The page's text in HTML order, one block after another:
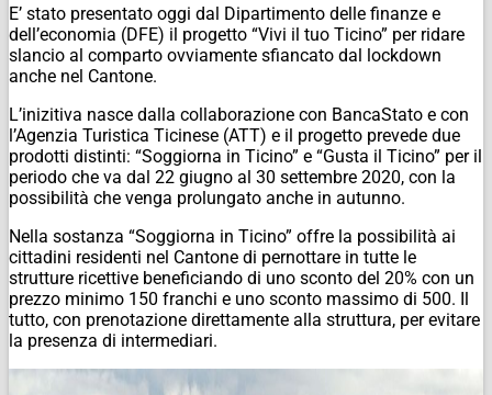
E’ stato presentato oggi dal Dipartimento delle finanze e
dell’economia (DFE) il progetto “Vivi il tuo Ticino” per ridare
slancio al comparto ovviamente sfiancato dal lockdown
anche nel Cantone.
L’inizitiva nasce dalla collaborazione con BancaStato e con
l’Agenzia Turistica Ticinese (ATT) e il progetto prevede due
prodotti distinti: “Soggiorna in Ticino” e “Gusta il Ticino” per il
periodo che va dal 22 giugno al 30 settembre 2020, con la
possibilità che venga prolungato anche in autunno.
Nella sostanza “Soggiorna in Ticino” offre la possibilità ai
cittadini residenti nel Cantone di pernottare in tutte le
strutture ricettive beneficiando di uno sconto del 20% con un
prezzo minimo 150 franchi e uno sconto massimo di 500. Il
tutto, con prenotazione direttamente alla struttura, per evitare
la presenza di intermediari.